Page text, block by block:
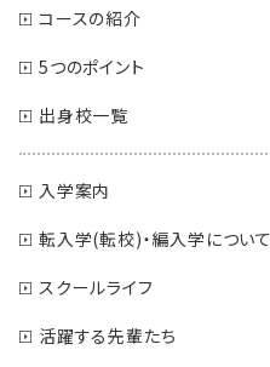
コースの紹介
5つのポイント
出身校一覧
入学案内
転入学(転校)・編入学について
スクールライフ
活躍する先輩たち